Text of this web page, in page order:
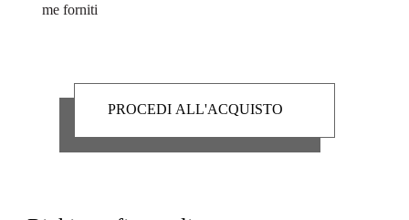
me forniti